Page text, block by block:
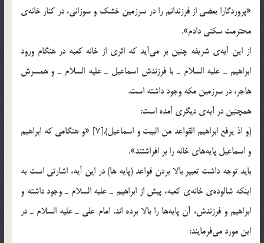
«پروردگارا بعضي از فرزندانم را در سرزمين خشك و سوزاني، در كنار خانه‎ي
محترمت سكني دادم».
از اين آيه‎ي شريفه چنين بر مي‌آيد كه اثري از خانه كعبه در هنگام ورود
ابراهيم ـ عليه السلام ـ با فرزندش اسماعيل ـ عليه السلام ـ و همسرش
هاجر، در سرزمين مكه وجود داشته است.
همچنين در آيه‎ي ديگري آمده است:
(و اذ يرفع ابراهيم القواعد من البيت و اسماعيل).[7] «و هنگامي كه ابراهيم
و اسماعيل پايه‌هاي خانه را بر افراشتند».
بايد توجه داشت تعبير بالا بردن قواعد (پايه ها) در اين آيه، اشارتي است به
اينكه شالوده‎ي خانه‎ي كعبه، پيش از ابراهيم ـ عليه السلام ـ وجود داشته و
ابراهيم و فرزندش، آن پايه‌ها را بالا برده اند. امام علي ـ عليه السلام ـ در
اين مورد مي‌فرمايند: